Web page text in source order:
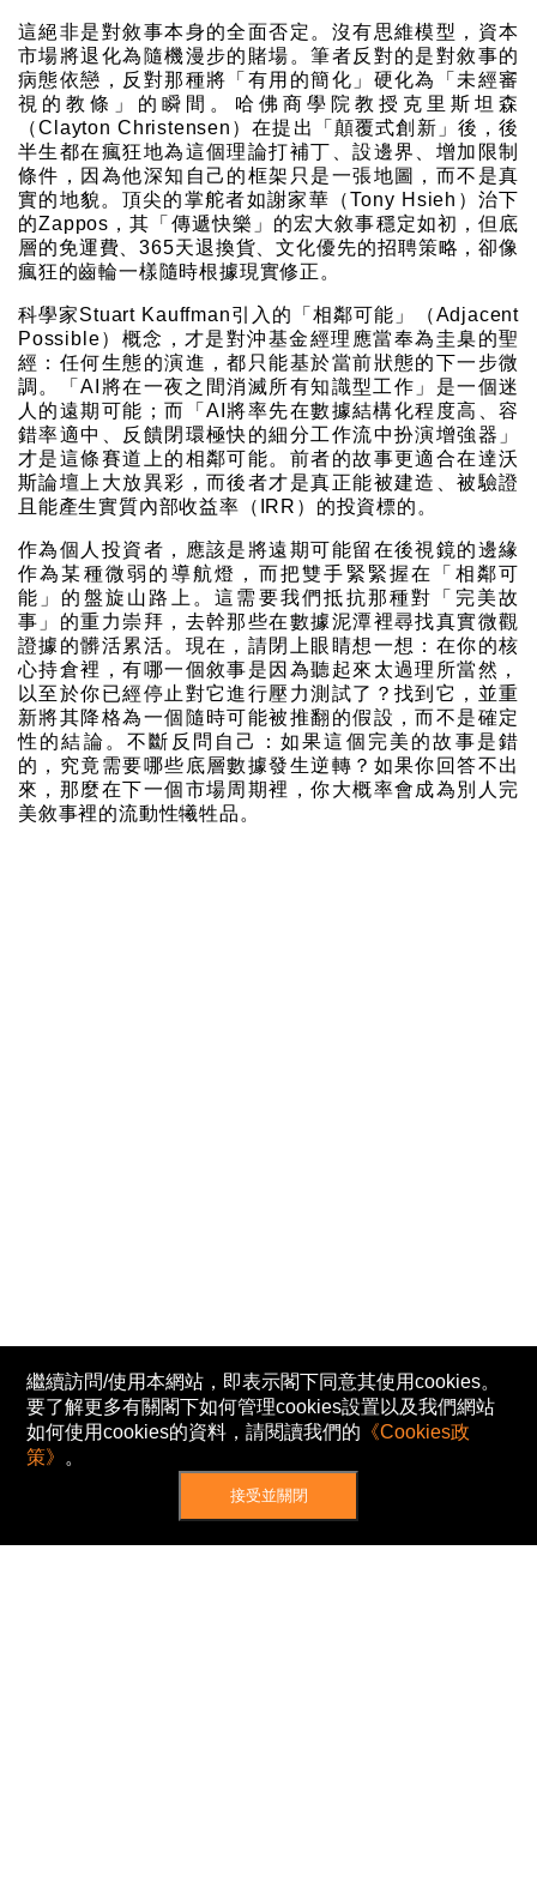
這絕非是對敘事本身的全面否定。沒有思維模型，資本
市場將退化為隨機漫步的賭場。筆者反對的是對敘事的
病態依戀，反對那種將「有用的簡化」硬化為「未經審
視的教條」的瞬間。哈佛商學院教授克里斯坦森
（Clayton Christensen）在提出「顛覆式創新」後，後
半生都在瘋狂地為這個理論打補丁、設邊界、增加限制
條件，因為他深知自己的框架只是一張地圖，而不是真
實的地貌。頂尖的掌舵者如謝家華（Tony Hsieh）治下
的Zappos，其「傳遞快樂」的宏大敘事穩定如初，但底
層的免運費、365天退換貨、文化優先的招聘策略，卻像
瘋狂的齒輪一樣隨時根據現實修正。
科學家Stuart Kauffman引入的「相鄰可能」（Adjacent
Possible）概念，才是對沖基金經理應當奉為圭臬的聖
經：任何生態的演進，都只能基於當前狀態的下一步微
調。「AI將在一夜之間消滅所有知識型工作」是一個迷
人的遠期可能；而「AI將率先在數據結構化程度高、容
錯率適中、反饋閉環極快的細分工作流中扮演增強器」
才是這條賽道上的相鄰可能。前者的故事更適合在達沃
斯論壇上大放異彩，而後者才是真正能被建造、被驗證
且能產生實質內部收益率（IRR）的投資標的。
作為個人投資者，應該是將遠期可能留在後視鏡的邊緣
作為某種微弱的導航燈，而把雙手緊緊握在「相鄰可
能」的盤旋山路上。這需要我們抵抗那種對「完美故
事」的重力崇拜，去幹那些在數據泥潭裡尋找真實微觀
證據的髒活累活。現在，請閉上眼睛想一想：在你的核
心持倉裡，有哪一個敘事是因為聽起來太過理所當然，
以至於你已經停止對它進行壓力測試了？找到它，並重
新將其降格為一個隨時可能被推翻的假設，而不是確定
性的結論。不斷反問自己：如果這個完美的故事是錯
的，究竟需要哪些底層數據發生逆轉？如果你回答不出
來，那麼在下一個市場周期裡，你大概率會成為別人完
美敘事裡的流動性犧牲品。
繼續訪問/使用本網站，即表示閣下同意其使用cookies。
要了解更多有關閣下如何管理cookies設置以及我們網站
如何使用cookies的資料，請閱讀我們的 《Cookies政
策》 。
接受並關閉